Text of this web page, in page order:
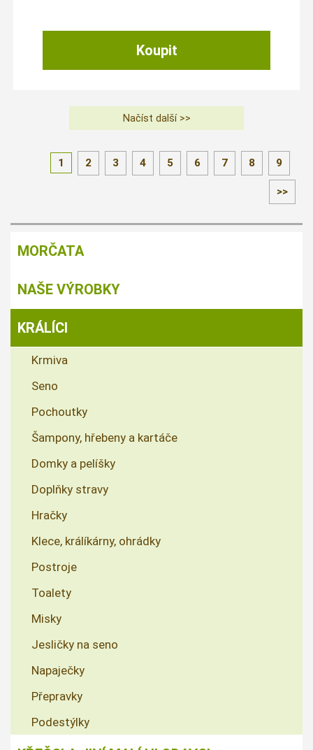
1 2 3 4 5 6 7 8 9
>>
MORČATA
NAŠE VÝROBKY
KRÁLÍCI
Krmiva
Seno
Pochoutky
Šampony, hřebeny a kartáče
Domky a pelíšky
Doplňky stravy
Hračky
Klece, králíkárny, ohrádky
Postroje
Toalety
Misky
Jesličky na seno
Napaječky
Přepravky
Podestýlky